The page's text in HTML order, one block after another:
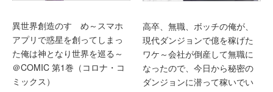
異世界創造のすゝめ～スマホ
アプリで惑星を創ってしまっ
た俺は神となり世界を巡る～
＠COMIC 第1巻（コロナ・コ
ミックス）
高卒、無職、ボッチの俺が、
現代ダンジョンで億を稼げた
ワケ～会社が倒産して無職に
なったので、今日から秘密の
ダンジョンに潜って稼いでい